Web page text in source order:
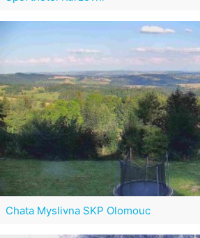
Chata Myslivna SKP Olomouc